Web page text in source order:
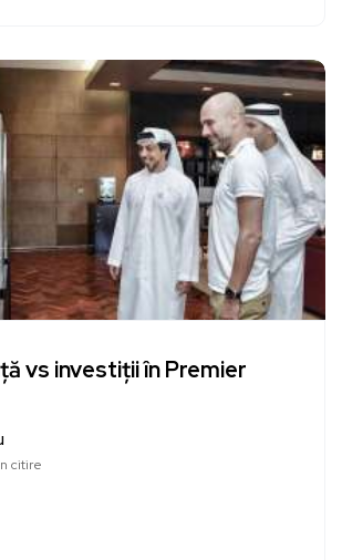
vs investiții în Premier
citire